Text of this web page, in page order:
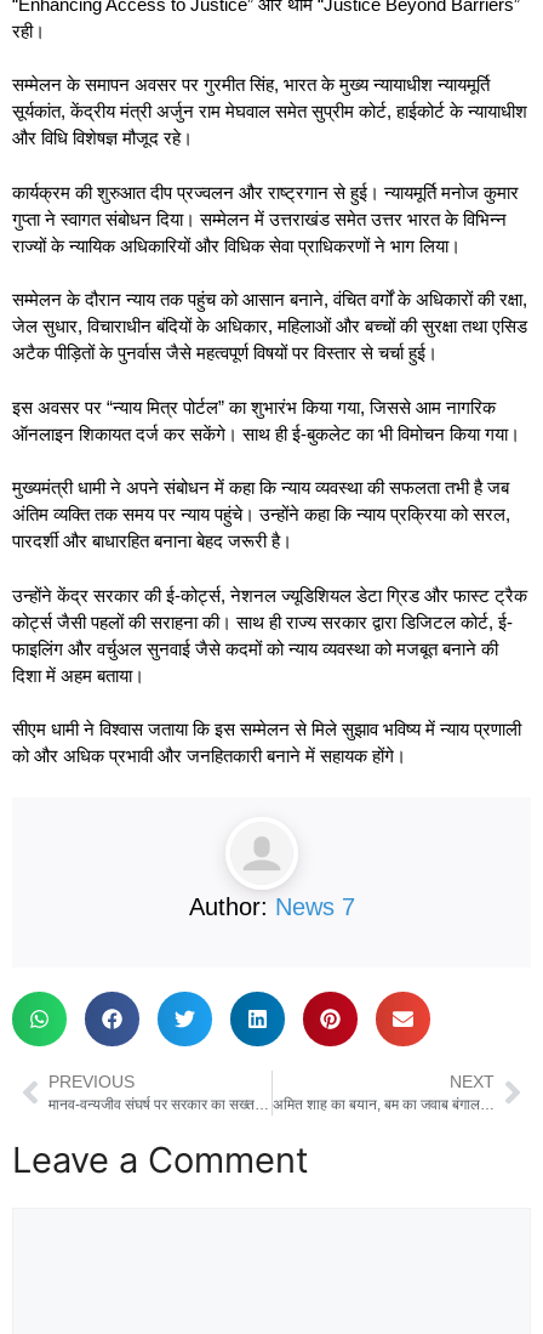
“Enhancing Access to Justice” और थीम “Justice Beyond Barriers”
रही।
सम्मेलन के समापन अवसर पर गुरमीत सिंह, भारत के मुख्य न्यायाधीश न्यायमूर्ति
सूर्यकांत, केंद्रीय मंत्री अर्जुन राम मेघवाल समेत सुप्रीम कोर्ट, हाईकोर्ट के न्यायाधीश
और विधि विशेषज्ञ मौजूद रहे।
कार्यक्रम की शुरुआत दीप प्रज्वलन और राष्ट्रगान से हुई। न्यायमूर्ति मनोज कुमार
गुप्ता ने स्वागत संबोधन दिया। सम्मेलन में उत्तराखंड समेत उत्तर भारत के विभिन्न
राज्यों के न्यायिक अधिकारियों और विधिक सेवा प्राधिकरणों ने भाग लिया।
सम्मेलन के दौरान न्याय तक पहुंच को आसान बनाने, वंचित वर्गों के अधिकारों की रक्षा,
जेल सुधार, विचाराधीन बंदियों के अधिकार, महिलाओं और बच्चों की सुरक्षा तथा एसिड
अटैक पीड़ितों के पुनर्वास जैसे महत्वपूर्ण विषयों पर विस्तार से चर्चा हुई।
इस अवसर पर “न्याय मित्र पोर्टल” का शुभारंभ किया गया, जिससे आम नागरिक
ऑनलाइन शिकायत दर्ज कर सकेंगे। साथ ही ई-बुकलेट का भी विमोचन किया गया।
मुख्यमंत्री धामी ने अपने संबोधन में कहा कि न्याय व्यवस्था की सफलता तभी है जब
अंतिम व्यक्ति तक समय पर न्याय पहुंचे। उन्होंने कहा कि न्याय प्रक्रिया को सरल,
पारदर्शी और बाधारहित बनाना बेहद जरूरी है।
उन्होंने केंद्र सरकार की ई-कोर्ट्स, नेशनल ज्यूडिशियल डेटा ग्रिड और फास्ट ट्रैक
कोर्ट्स जैसी पहलों की सराहना की। साथ ही राज्य सरकार द्वारा डिजिटल कोर्ट, ई-
फाइलिंग और वर्चुअल सुनवाई जैसे कदमों को न्याय व्यवस्था को मजबूत बनाने की
दिशा में अहम बताया।
सीएम धामी ने विश्वास जताया कि इस सम्मेलन से मिले सुझाव भविष्य में न्याय प्रणाली
को और अधिक प्रभावी और जनहितकारी बनाने में सहायक होंगे।
Author: News 7
PREVIOUS
मानव-वन्यजीव संघर्ष पर सरकार का सख्त रुख, सीएम धामी ने दिए स्थायी समाधान के निर्देश
NEXT
अमित शाह का बयान, बम का जवाब बंगाल वोट से देगा, डबल इंजन की सरकार बनाएगा
Leave a Comment